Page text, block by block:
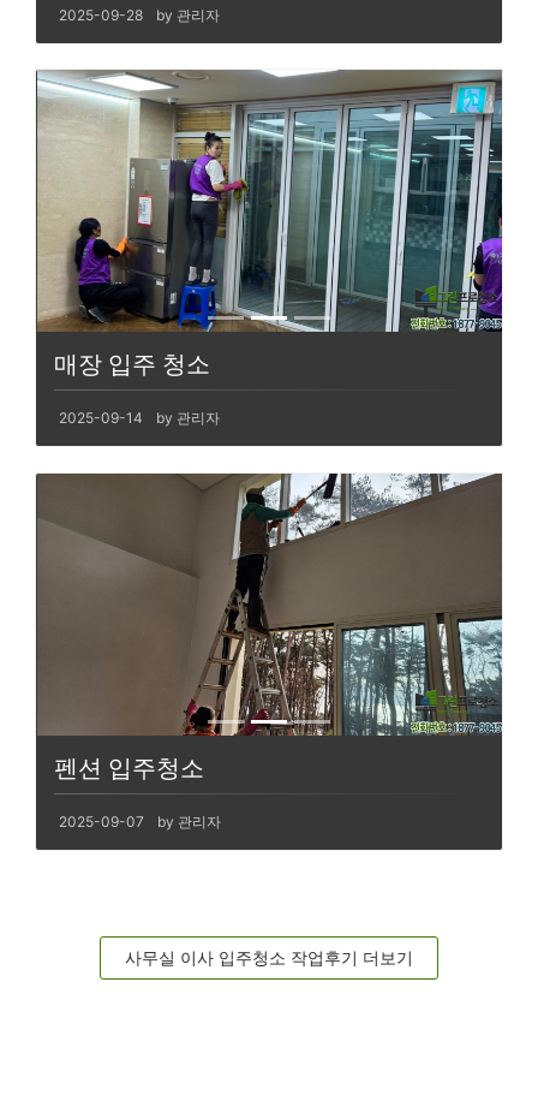
2025-09-28 by 관리자
매장 입주 청소
2025-09-14 by 관리자
펜션 입주청소
2025-09-07 by 관리자
사무실 이사 입주청소 작업후기 더보기